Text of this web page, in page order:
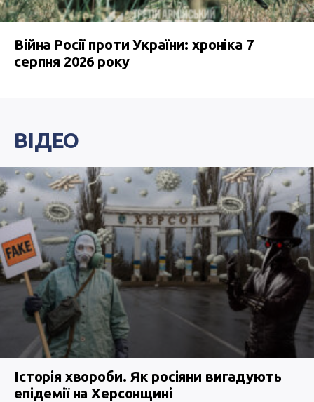
Війна Росії проти України: хроніка 7
серпня 2026 року
ВІДЕО
Історія хвороби. Як росіяни вигадують
епідемії на Херсонщині